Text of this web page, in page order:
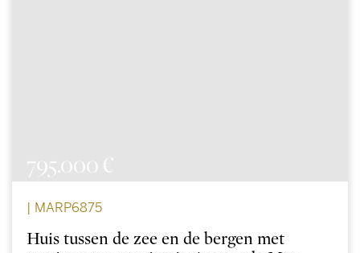
795.000 €
| MARP6875
Huis tussen de zee en de bergen met